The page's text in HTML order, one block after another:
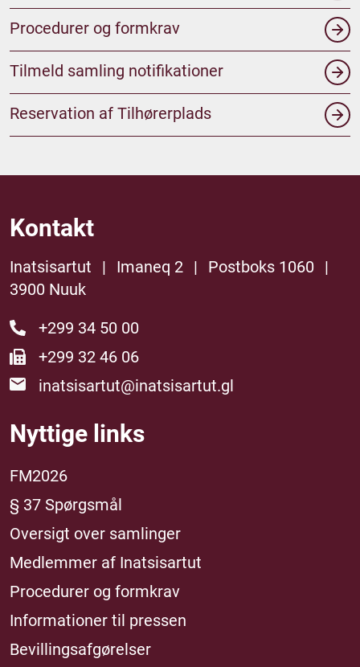
Procedurer og formkrav
Tilmeld samling notifikationer
Reservation af Tilhørerplads
Kontakt
Inatsisartut | Imaneq 2 | Postboks 1060
|
3900 Nuuk
+299 34 50 00
+299 32 46 06
inatsisartut@inatsisartut.gl
Nyttige links
FM2026
§ 37 Spørgsmål
Oversigt over samlinger
Medlemmer af Inatsisartut
Procedurer og formkrav
Informationer til pressen
Bevillingsafgørelser